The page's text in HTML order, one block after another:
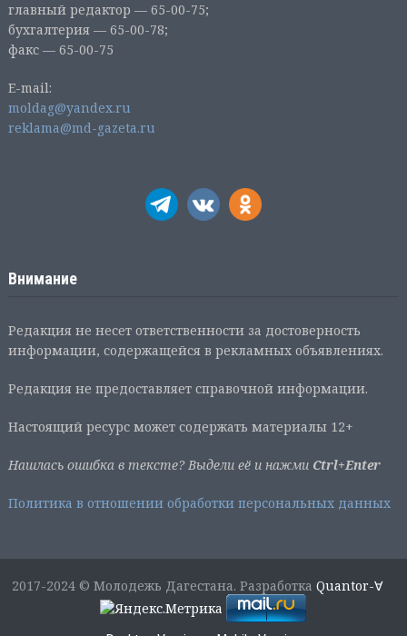
главный редактор — 65-00-75;
бухгалтерия — 65-00-78;
факс — 65-00-75
E-mail:
moldag@yandex.ru
reklama@md-gazeta.ru
Внимание
Редакция не несет ответственности за достоверность
информации, содержащейся в рекламных объявлениях.
Редакция не предоставляет справочной информации.
Настоящий ресурс может содержать материалы 12+
Нашлась ошибка в тексте? Выдели её и нажми Ctrl+Enter
Политика в отношении обработки персональных данных
2017-2024 © Молодежь Дагестана. РазработкаQuantor-∀